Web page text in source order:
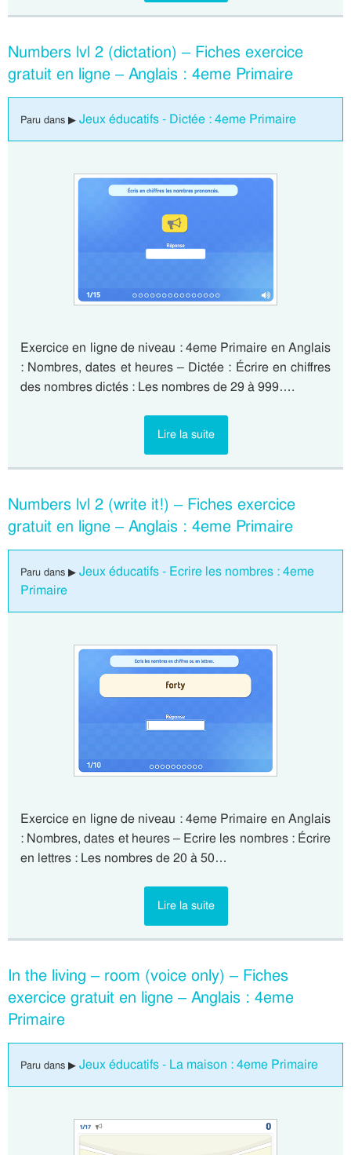
Numbers lvl 2 (dictation) – Fiches exercice
gratuit en ligne – Anglais : 4eme Primaire
Paru dans ▶ Jeux éducatifs - Dictée : 4eme Primaire
Exercice en ligne de niveau : 4eme Primaire en Anglais
: Nombres, dates et heures – Dictée : Écrire en chiffres
des nombres dictés : Les nombres de 29 à 999….
Lire la suite
Numbers lvl 2 (write it!) – Fiches exercice
gratuit en ligne – Anglais : 4eme Primaire
Paru dans ▶ Jeux éducatifs - Ecrire les nombres : 4eme
Primaire
Exercice en ligne de niveau : 4eme Primaire en Anglais
: Nombres, dates et heures – Ecrire les nombres : Écrire
en lettres : Les nombres de 20 à 50…
Lire la suite
In the living – room (voice only) – Fiches
exercice gratuit en ligne – Anglais : 4eme
Primaire
Paru dans ▶ Jeux éducatifs - La maison : 4eme Primaire